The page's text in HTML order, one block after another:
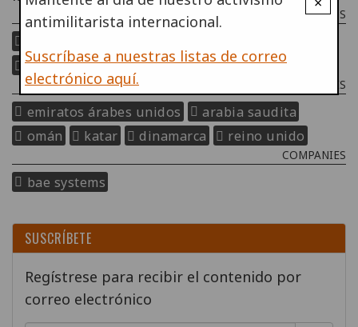
PROGRAMMES & PROJECTS
programa de noviolencia
COUNTRIES
emiratos árabes unidos
arabia saudita
omán
katar dinamarca reino unido
COMPANIES
bae systems
antimilitarista internacional.
Suscríbase a nuestras listas de correo
electrónico aquí.
SUSCRÍBETE
Regístrese para recibir el contenido por
correo electrónico